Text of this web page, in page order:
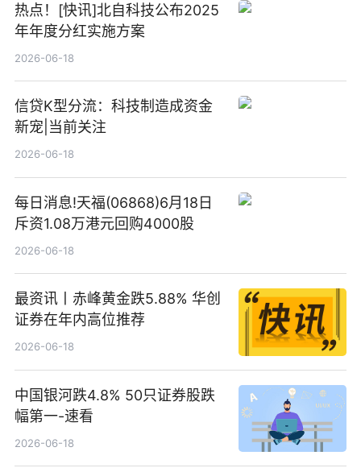
热点！[快讯]北自科技公布2025
年年度分红实施方案
2026-06-18
信贷K型分流：科技制造成资金
新宠|当前关注
2026-06-18
每日消息!天福(06868)6月18日
斥资1.08万港元回购4000股
2026-06-18
最资讯丨赤峰黄金跌5.88% 华创
证券在年内高位推荐
2026-06-18
中国银河跌4.8% 50只证券股跌
幅第一-速看
2026-06-18